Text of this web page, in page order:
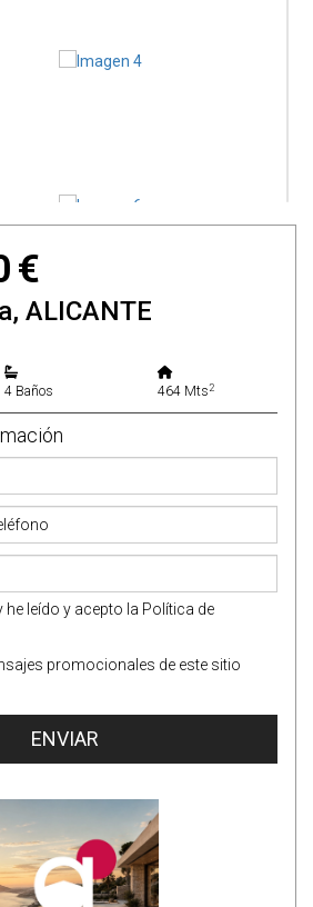
€
ALICANTE
4 Baños 464 Mts2
he leído y acepto la Política de
promocionales de este sitio
ENVIAR